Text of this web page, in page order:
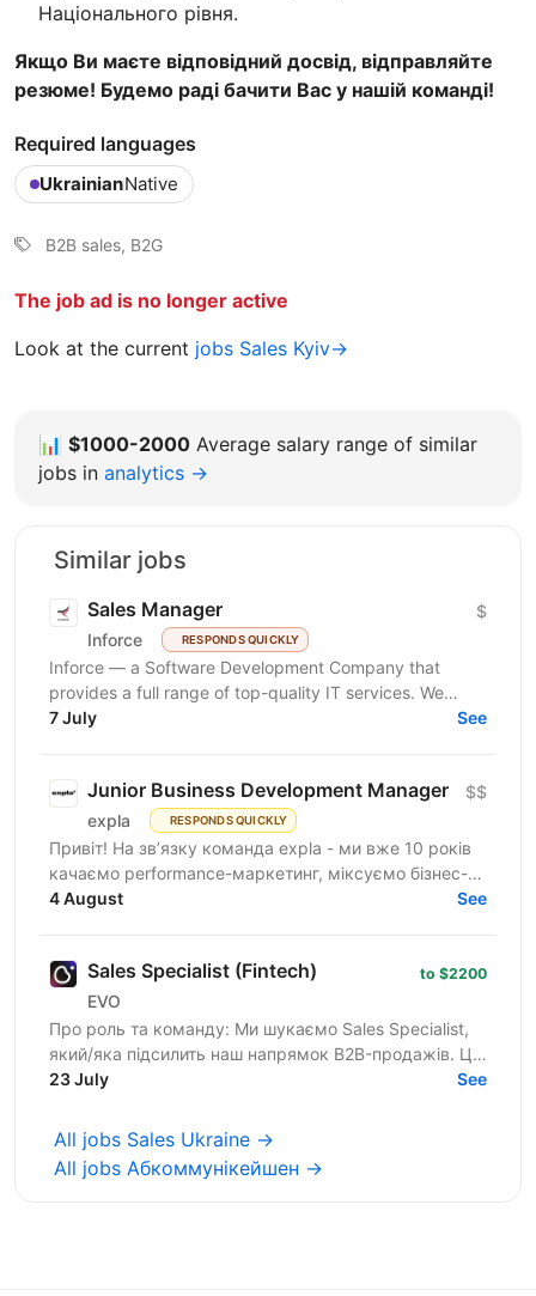
Національного рівня.
Якщо Ви маєте відповідний досвід, відправляйте
резюме! Будемо раді бачити Вас у нашій команді!
Required languages
UkrainianNative
B2B sales, B2G
The job ad is no longer active
Look at the current jobs Sales Kyiv→
📊 $1000-2000 Average salary range of similar
jobs in analytics →
Similar jobs
Sales Manager
Inforce RESPONDS QUICKLY
$
Inforce — a Software Development Company that
provides a full range of top-quality IT services. We
believe that great software starts with great people
7 July See
Junior Business Development Manager
expla RESPONDS QUICKLY
$$
Привіт! На зв’язку команда expla - ми вже 10 років
качаємо performance-маркетинг, міксуємо бізнес-
підхід з цифрами та технічними рішеннями, і
4 August See
Sales Specialist (Fintech)
EVO
to $2200
Про роль та команду: Ми шукаємо Sales Specialist,
який/яка підсилить наш напрямок B2B-продажів. Ця
роль — для спеціаліста з обов'язковим досвідом у
23 July See
All jobs Sales Ukraine →
All jobs Абкоммунікейшен →